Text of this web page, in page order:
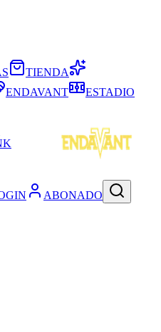
ABONADO
TIENDA
ENDAVANT ESTADIO